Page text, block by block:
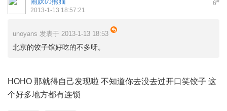
6
2013-1-13 18:57:21
unoyans 发表于 2013-1-13 18:53
北京的饺子馆好吃的不多呀。
HOHO 那就得自己发现啦 不知道你去没去过开口笑饺子 这
个好多地方都有连锁